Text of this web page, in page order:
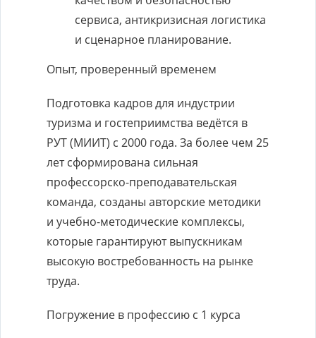
сервиса, антикризисная логистика
и сценарное планирование.
Опыт, проверенный временем
Подготовка кадров для индустрии
туризма и гостеприимства ведётся в
РУТ (МИИТ) с 2000 года. За более чем 25
лет сформирована сильная
профессорско-преподавательская
команда, созданы авторские методики
и учебно-методические комплексы,
которые гарантируют выпускникам
высокую востребованность на рынке
труда.
Погружение в профессию с 1 курса